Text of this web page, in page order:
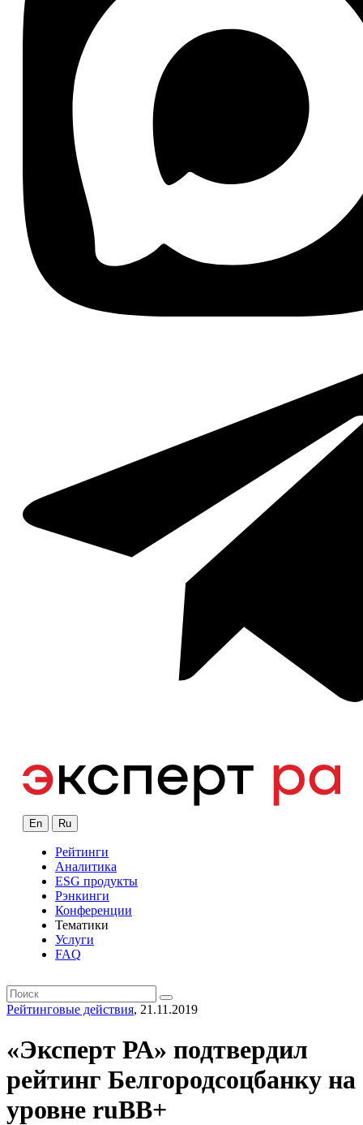
En Ru
Рейтинги
Аналитика
ESG продукты
Рэнкинги
Конференции
Тематики
Услуги
FAQ
Рейтинговые действия, 21.11.2019
«Эксперт РА» подтвердил
рейтинг Белгородсоцбанку на
уровне ruBB+